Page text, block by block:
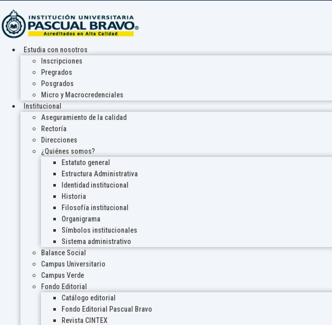
Estudia con nosotros
Inscripciones
Pregrados
Posgrados
Micro y Macrocredenciales
Institucional
Aseguramiento de la calidad
Rectoría
Direcciones
¿Quiénes somos?
Estatuto general
Estructura Administrativa
Identidad institucional
Historia
Filosofía institucional
Organigrama
Símbolos institucionales
Sistema administrativo
Balance Social
Campus Universitario
Campus Verde
Fondo Editorial
Catálogo editorial
Fondo Editorial Pascual Bravo
Revista CINTEX